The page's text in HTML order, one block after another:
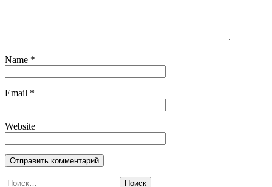
Name *
Email *
Website
Найти: